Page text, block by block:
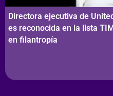
Directora ejecutiva de
es reconocida en la lista
en filantropía